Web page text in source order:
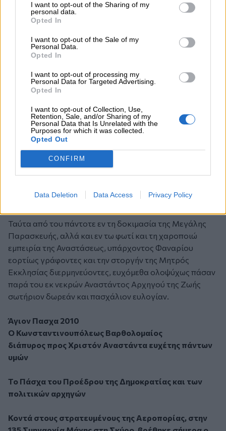
I want to opt-out of the Sharing of my
personal data.
Opted In
I want to opt-out of the Sale of my
Personal Data.
Opted In
I want to opt-out of processing my
Personal Data for Targeted Advertising.
Opted In
I want to opt-out of Collection, Use,
Retention, Sale, and/or Sharing of my
Personal Data that Is Unrelated with the
Purposes for which it was collected.
Opted Out
CONFIRM
Data Deletion Data Access Privacy Policy
Ούτω, ο ιερός υμνογράφος επικαίρως ψάλλει:
«Δικαιοσύνης εσθήτα περιβαλλόμενοι λευκήν υπέρ
η ο Χριστός, δικαιοσύνης ως ήλιος εκ των νεκρών
ανατείλας, πάντας ημάς αφθαρσία κατεφαίδρυνεν».
συμβολικώς κατά το άγιον Βάπτισμα και καλούμεθα δια
της διαρκούς μετανοίας, των χαροποιών δακρύων, της
επιθυμιών, της υπομονής εις τα οδυνηρά του βίου και
της ανυποχωρήτου προσπαθείας προς πρακτικήν
εφαρμογήν πασών των εντολών του Θεού και μάλιστα
της κεφαλαιώδους εντολής της αγάπης, να το
ανακαθάρωμεν, μετέχοντες ούτως εις την σταυρικήν
κένωσιν του Θεανθρώπου, ώστε να έλθη η πασχάλιος
σωτηρία εις την ζωήν μας και εις τον περί ημάς κόσμον.
Ταύτα από του πάντοτε εν τη δοκιμασία της Μεγάλης
Παρασκευής, αλλά και εν τω φωτί και τη χαροποιώ
εμπειρία της Αναστάσεως, υπάρχοντος Φαναρίου
εορτίως γράφοντες και την στοργήν της Μητρός
Εκκλησίας διερμηνεύοντες, ευχόμεθα ολοψύχως πάσαν
παρά του εκ νεκρών Αναστάντος Αρχηγού της Ζωής
σωτήριον δωρεάν και πασχάλιον ευλογίαν.
Άγιον Πασχα 2010
Ο Κωνσταντινουπόλεως Βαρθολομαίος
διάπυρος προς Χριστόν Αναστάντα ευχέτης πάντων
υμών
Το Πάσχα του Προέδρου της Δημοκρατίας και των
πολιτικών αρχηγών
Κοντά στους στρατευμένους της Αεροπορίας, στην